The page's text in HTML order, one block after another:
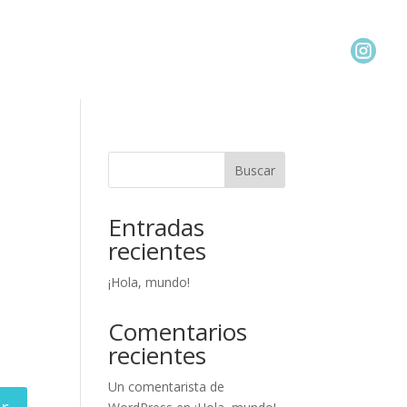

Buscar
Entradas
recientes
¡Hola, mundo!
Comentarios
recientes
Un comentarista de